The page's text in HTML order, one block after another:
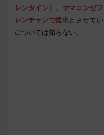
レンタイン）、ヤマニンゼ
レンチャンで提出 とさせて
については知らない。